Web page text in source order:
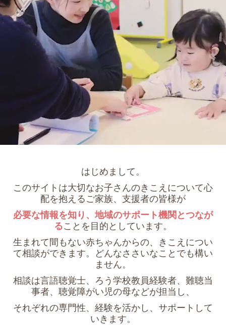
リンク
小学生以上のお子様へ
神奈川県聴覚障害者福祉センター
はじめまして。
このサイトは大切なお子さんのきこえについて心
配を抱えるご家族、支援者の皆様が
必要な情報を知り、 地域のサポート機関とつなが
ることを目的としています。
生まれて間もない赤ちゃんからの、きこえについ
て相談ができます。どんなささいなことでも構い
ません。
相談は言語聴覚士、ろう学校教員経験者、難聴当
事者、聴覚障がい児の母などが担当し、
それぞれの専門性、経験を活かし、サポートして
いきます。